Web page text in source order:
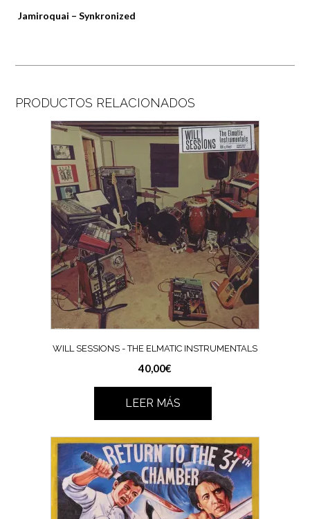
Jamiroquai – Synkronized
PRODUCTOS RELACIONADOS
WILL SESSIONS ‎- THE ELMATIC INSTRUMENTALS
40,00€
LEER MÁS